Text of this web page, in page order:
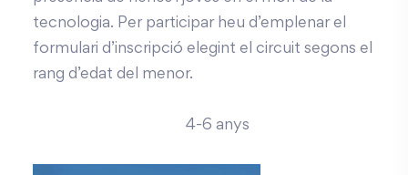
tecnologia. Per participar heu d’emplenar el
formulari d’inscripció elegint el circuit segons el
rang d’edat del menor.
4-6 anys